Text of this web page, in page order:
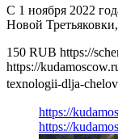
С 1 ноября 2022
Новой
150 RUB https://
https://
texnologii-dlja-
https://
https://